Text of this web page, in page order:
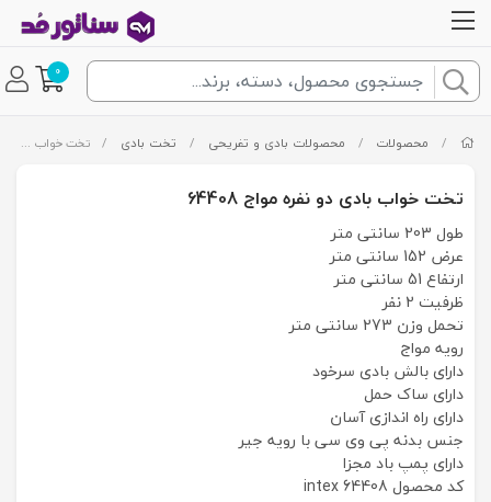
0
/ محصولات / محصولات بادی و تفریحی / تخت بادی / تخت خواب بادی دو نفره مواج 64408
تخت خواب بادی دو نفره مواج 64408
طول 203 سانتی متر
عرض 152 سانتی متر
ارتفاع 51 سانتی متر
ظرفیت 2 نفر
تحمل وزن 273 سانتی متر
رویه مواج
دارای بالش بادی سرخود
دارای ساک حمل
دارای راه اندازی آسان
جنس بدنه پی وی سی با رویه جیر
دارای پمپ باد مجزا
کد محصول intex 64408